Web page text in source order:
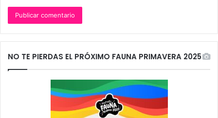
NO TE PIERDAS EL PRÓXIMO FAUNA PRIMAVERA 2025